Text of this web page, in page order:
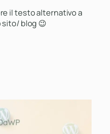
il testo alternativo a
blog 😉